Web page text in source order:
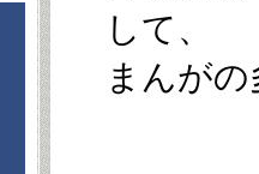
して、
まんが